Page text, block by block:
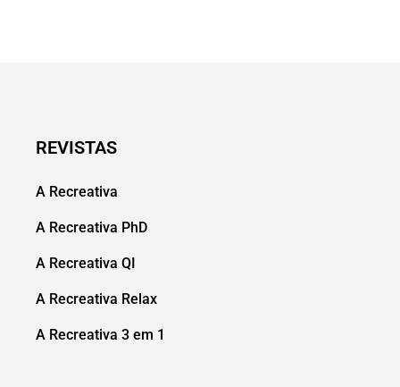
REVISTAS
A Recreativa
A Recreativa PhD
A Recreativa QI
A Recreativa Relax
A Recreativa 3 em 1